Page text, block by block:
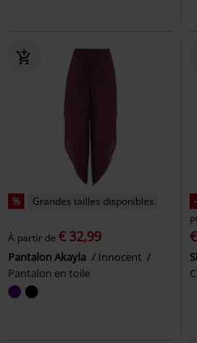
% Grandes tailles disponibles
À partir de € 32,99
Pantalon Akayla
Innocent
Pantalon en toile